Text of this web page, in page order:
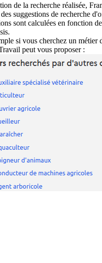
de la recherche réalisée,
suggestions de recherche
sont calculées en fonction
si vous cherchez un métier
peut vous proposer :